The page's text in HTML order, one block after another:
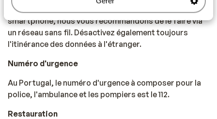
vacances. Si vous souhaitez utiliser Internet sur votre
smartphone, nous vous recommandons de le faire via
un réseau sans fil. Désactivez également toujours
l'itinérance des données à l'étranger.
Numéro d'urgence
Au Portugal, le numéro d'urgence à composer pour la
police, l'ambulance et les pompiers est le 112.
Restauration